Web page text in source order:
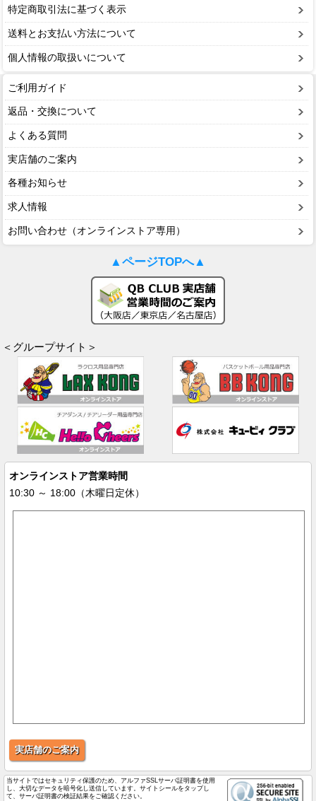
特定商取引法に基づく表示
送料とお支払い方法について
個人情報の取扱いについて
ご利用ガイド
返品・交換について
よくある質問
実店舗のご案内
各種お知らせ
求人情報
お問い合わせ（オンラインストア専用）
▲ページTOPへ▲
＜グループサイト＞
オンラインストア営業時間
10:30 ～ 18:00（木曜日定休）
実店舗のご案内
当サイトではセキュリティ保護のため、アルファSSLサーバ証明書を使用
し、大切なデータを暗号化し送信しています。サイトシールをタップし
て、サーバ証明書の検証結果をご確認ください。